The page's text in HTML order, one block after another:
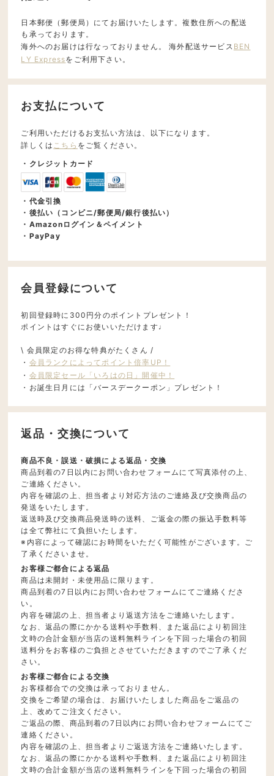
日本郵便（郵便局）にてお届けいたします。複数住所への配送
も承っております。
海外へのお届けは行なっておりません。 海外配送サービス BEN
LY Expressをご利用下さい。
お支払について
ご利用いただけるお支払い方法は、以下になります。
詳しくは こちら をご覧ください。
・クレジットカード
・代金引換
・後払い（コンビニ/郵便局/銀行後払い）
・Amazonログイン＆ペイメント
・PayPay
会員登録について
初回登録時に300円分のポイントプレゼント！
ポイントはすぐにお使いいただけます♩
\ 会員限定のお得な特典がたくさん /
・ 会員ランクによってポイント倍率UP！
・ 会員限定セール「いろはの日」開催中！
・お誕生日月には「バースデークーポン」プレゼント！
返品・交換について
商品不良・誤送・破損による返品・交換
商品到着の7日以内にお問い合わせフォームにて写真添付の上、
ご連絡ください。
内容を確認の上、担当者より対応方法のご連絡及び交換商品の
発送をいたします。
返送時及び交換商品発送時の送料、ご返金の際の振込手数料等
は全て弊社にて負担いたします。
※内容によって確認にお時間をいただく可能性がございます。ご
了承くださいませ。
お客様ご都合による返品
商品は未開封・未使用品に限ります。
商品到着の7日以内にお問い合わせフォームにてご連絡くださ
い。
内容を確認の上、担当者より返送方法をご連絡いたします。
なお、返品の際にかかる送料や手数料、また返品により初回注
文時の合計金額が当店の送料無料ラインを下回った場合の初回
送料分をお客様のご負担とさせていただきますのでご了承くだ
さい。
お客様ご都合による交換
お客様都合での交換は承っておりません。
交換をご希望の場合は、お届けいたしました商品をご返品の
上、改めてご注文ください。
ご返品の際、商品到着の7日以内にお問い合わせフォームにてご
連絡ください。
内容を確認の上、担当者よりご返送方法をご連絡いたします。
なお、返品の際にかかる送料や手数料、また返品により初回注
文時の合計金額が当店の送料無料ラインを下回った場合の初回